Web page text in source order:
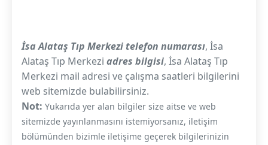
İsa Alataş Tıp Merkezi telefon numarası, İsa
Alataş Tıp Merkezi adres bilgisi, İsa Alataş Tıp
Merkezi mail adresi ve çalışma saatleri bilgilerini
web sitemizde bulabilirsiniz.
Not: Yukarıda yer alan bilgiler size aitse ve web
sitemizde yayınlanmasını istemiyorsanız, iletişim
bölümünden bizimle iletişime geçerek bilgilerinizin